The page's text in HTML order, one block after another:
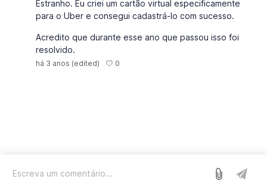
Estranho. Eu criei um cartão virtual especificamente
para o Uber e consegui cadastrá-lo com sucesso.
Acredito que durante esse ano que passou isso foi
resolvido.
há 3 anos (edited) 0
Nós usamos o Sleekplan